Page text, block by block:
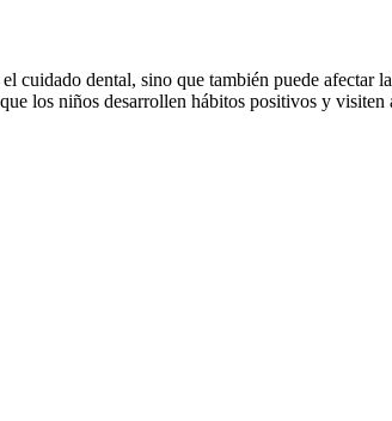
cuidado dental, sino que también puede afectar
los niños desarrollen hábitos positivos y visiten